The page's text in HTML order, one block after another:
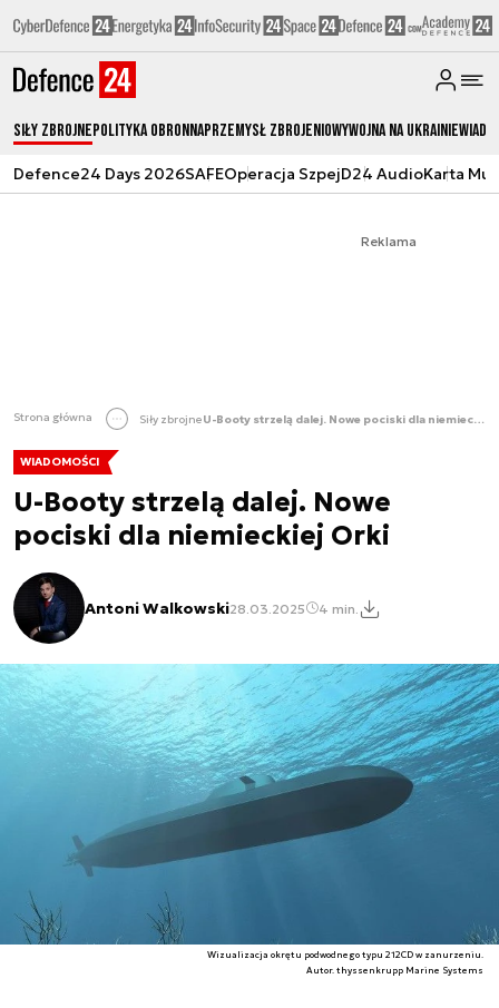
Siły zbrojnePolityka obronnaPrzemysł ZbrojeniowyWojna na Ukrainie
Defence24 Days 2026SAFEOperacja SzpejD24 AudioKarta
Reklama
Strona główna Siły zbrojne U-Booty strzelą dalej. Nowe pociski dla niemieckiej Orki
WIADOMOŚCI
U-Booty strzelą dalej. Nowe
pociski dla niemieckiej Orki
Antoni Walkowski28.03.2025 4 min.
Wizualizacja okrętu podwodnego typu 212CD w zanurzeniu.
Autor. thyssenkrupp Marine Systems